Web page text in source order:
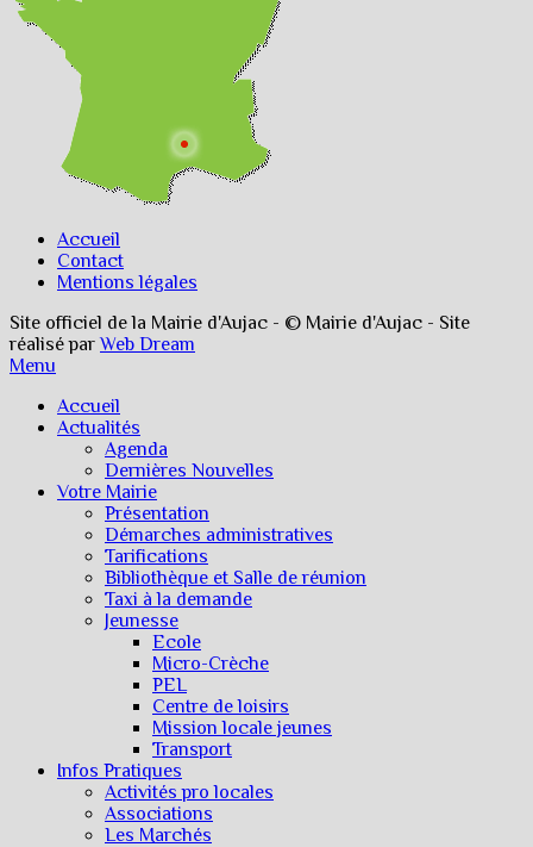
Accueil
Contact
Mentions légales
Site officiel de la Mairie d'Aujac - © Mairie d'Aujac - Site
réalisé parWeb Dream
Menu
Accueil
Actualités
Agenda
Dernières Nouvelles
Votre Mairie
Présentation
Démarches administratives
Tarifications
Bibliothèque et Salle de réunion
Taxi à la demande
Jeunesse
Ecole
Micro-Crèche
PEL
Centre de loisirs
Mission locale jeunes
Transport
Infos Pratiques
Activités pro locales
Associations
Les Marchés